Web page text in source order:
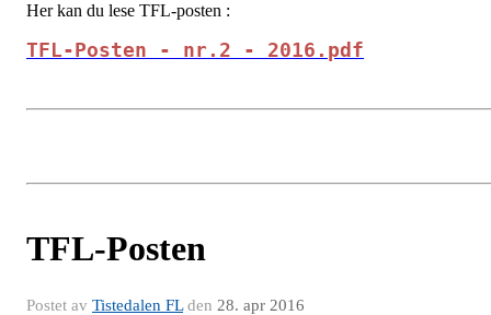
Her kan du lese TFL-posten :
TFL-Posten - nr.2 - 2016.pdf
TFL-Posten
Postet av Tistedalen FLden 28. apr 2016